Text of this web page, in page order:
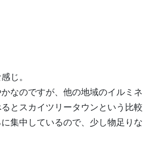
じ。
なのですが、他の地域のイルミネ
とスカイツリータウンという比較
集中しているので、少し物足りな